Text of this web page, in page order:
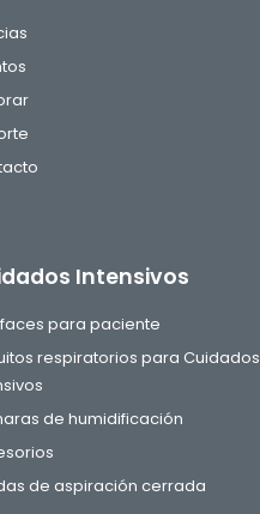
Intensivos
para paciente
respiratorios para Cuidados
de humidificación
de aspiración cerrada